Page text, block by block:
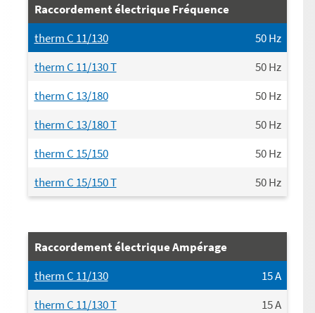
Raccordement électrique Fréquence
therm C 11/130
50Hz
therm C 11/130 T
50Hz
therm C 13/180
50Hz
therm C 13/180 T
50Hz
therm C 15/150
50Hz
therm C 15/150 T
50Hz
Raccordement électrique Ampérage
therm C 11/130
15A
therm C 11/130 T
15A